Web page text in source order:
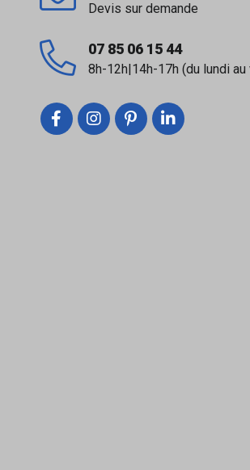
Devis sur demande
07 85 06 15 44
8h-12h|14h-17h (du lundi au